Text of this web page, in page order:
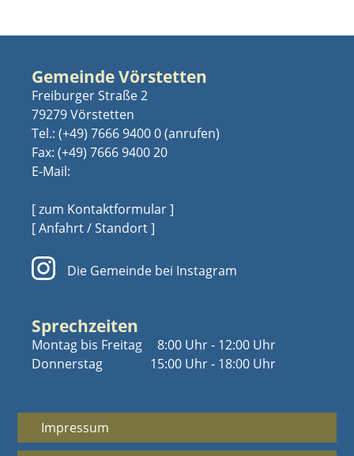
Gemeinde Vörstetten
Freiburger Straße 2
79279 Vörstetten
Tel.: (+49) 7666 9400 0
Fax: (+49) 7666 9400 20
E-Mail:
[ zum Kontaktformular ]
[ Anfahrt / Standort ]
Die Gemeinde bei Instagram
Sprechzeiten
Montag bis Freitag
Donnerstag
8:00 Uhr - 12:00 Uhr
15:00 Uhr - 18:00 Uhr
Impressum